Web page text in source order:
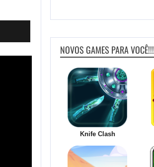
NOVOS GAMES PARA VOCÊ!!!
Knife Clash